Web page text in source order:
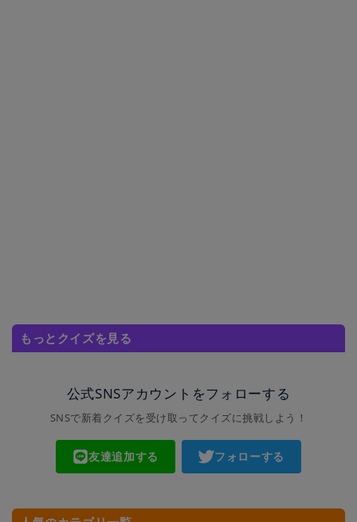
もっとクイズを見る
公式SNSアカウントをフォローする
SNSで新着クイズを受け取ってクイズに挑戦しよう！
友達追加する フォローする